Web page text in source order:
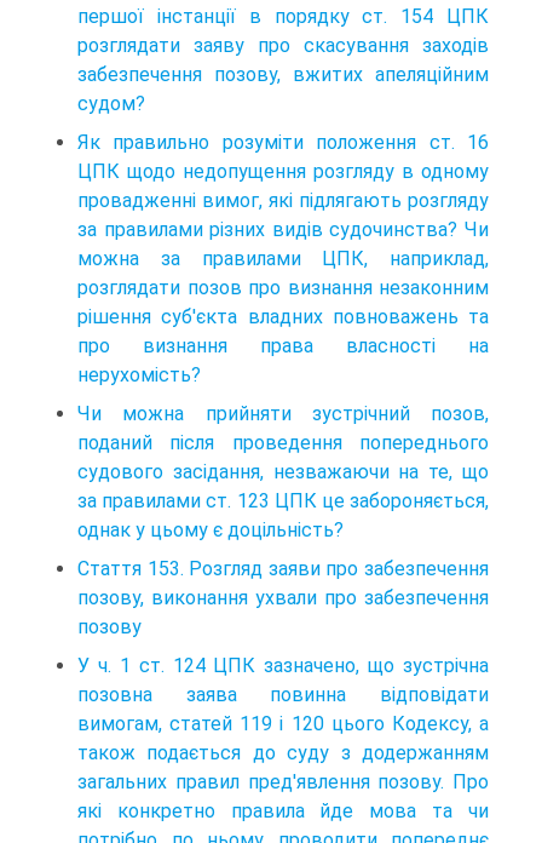
першої інстанції в порядку ст. 154 ЦПК
розглядати заяву про скасування заходів
забезпечення позову, вжитих апеляційним
судом?
Як правильно розуміти положення ст. 16
ЦПК щодо недопущення розгляду в одному
провадженні вимог, які підлягають розгляду
за правилами різних видів судочинства? Чи
можна за правилами ЦПК, наприклад,
розглядати позов про визнання незаконним
рішення суб'єкта владних повноважень та
про визнання права власності на
нерухомість?
Чи можна прийняти зустрічний позов,
поданий після проведення попереднього
судового засідання, незважаючи на те, що
за правилами ст. 123 ЦПК це забороняється,
однак у цьому є доцільність?
Стаття 153. Розгляд заяви про забезпечення
позову, виконання ухвали про забезпечення
позову
У ч. 1 ст. 124 ЦПК зазначено, що зустрічна
позовна заява повинна відповідати
вимогам, статей 119 і 120 цього Кодексу, а
також подається до суду з додержанням
загальних правил пред'явлення позову. Про
які конкретно правила йде мова та чи